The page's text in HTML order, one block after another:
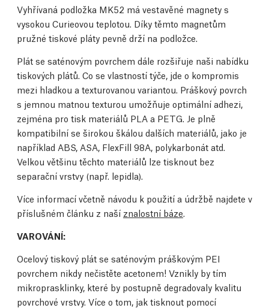
Vyhřívaná podložka MK52 má vestavěné magnety s
vysokou Curieovou teplotou. Díky těmto magnetům
pružné tiskové pláty pevně drží na podložce.
Plát se saténovým povrchem dále rozšiřuje naši nabídku
tiskových plátů. Co se vlastností týče, jde o kompromis
mezi hladkou a texturovanou variantou. Práškový povrch
s jemnou matnou texturou umožňuje optimální adhezi,
zejména pro tisk materiálů PLA a PETG. Je plně
kompatibilní se širokou škálou dalších materiálů, jako je
například ABS, ASA, FlexFill 98A, polykarbonát atd.
Velkou většinu těchto materiálů lze tisknout bez
separační vrstvy (např. lepidla).
Více informací včetně návodu k použití a údržbě najdete v
příslušném článku z naší znalostní báze.
VAROVÁNÍ:
Ocelový tiskový plát se saténovým práškovým PEI
povrchem nikdy nečistěte acetonem! Vznikly by tím
mikroprasklinky, které by postupně degradovaly kvalitu
povrchové vrstvy. Více o tom, jak tisknout pomocí